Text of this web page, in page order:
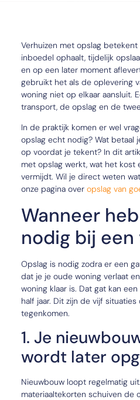
Verhuizen met opslag
inboedel ophaalt, tijdelijk
en op een later moment
gebruikt het als de oplevering
woning niet op elkaar aansluit.
transport, de opslag en de
In de praktijk komen er wel
opslag echt nodig? Wat betaal
op voordat je tekent? In dit
met opslag werkt, wat het kost
vermijdt. Wil je direct weten
onze pagina over opslag van
Wanneer
nodig bij een
Opslag is nodig zodra er een
dat je je oude woning verlaat
woning klaar is. Dat gat kan
half jaar. Dit zijn de vijf
tegenkomen.
1. Je
wordt later
Nieuwbouw loopt regelmatig
materiaaltekorten schuiven de